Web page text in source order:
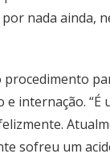
nada ainda,
internação.
sofreu um